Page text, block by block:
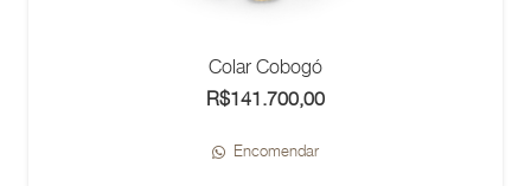
Colar Cobogó
R$141.700,00
Encomendar